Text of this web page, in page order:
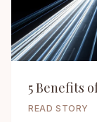
5 Benefits
READ STORY